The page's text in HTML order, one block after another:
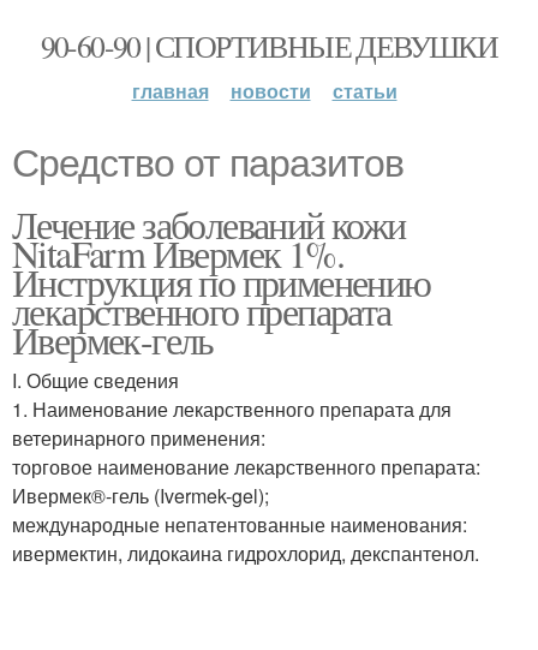
90-60-90 | СПОРТИВНЫЕ ДЕВУШКИ
главная новости статьи
Средство от паразитов
Лечение заболеваний кожи
NitaFarm Ивермек 1%.
Инструкция по применению
лекарственного препарата
Ивермек-гель
I. Общие сведения
1. Наименование лекарственного препарата для
ветеринарного применения:
торговое наименование лекарственного препарата:
Ивермек®-гель (Ivermek-gel);
международные непатентованные наименования:
ивермектин, лидокаина гидрохлорид, декспантенол.